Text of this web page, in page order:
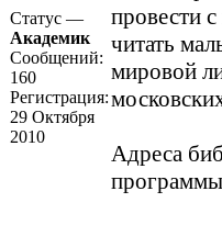
Статус —
Академик
Сообщений:
160
Регистрация:
29 Октября
2010
провести
читать
мировой
Адреса
программы